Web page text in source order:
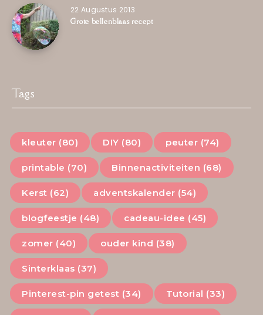
22 Augustus 2013
Grote bellenblaas recept
Tags
kleuter (80) DIY (80) peuter (74)
printable (70) Binnenactiviteiten (68)
Kerst (62) adventskalender (54)
blogfeestje (48) cadeau-idee (45)
zomer (40) ouder kind (38)
Sinterklaas (37)
Pinterest-pin getest (34) Tutorial (33)